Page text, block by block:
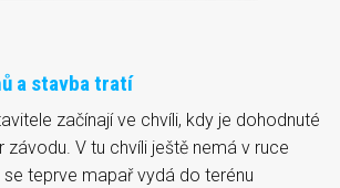
a stavba tratí
začínají ve chvíli, kdy je dohodnuté
V tu chvíli ještě nemá v ruce
teprve mapař vydá do terénu